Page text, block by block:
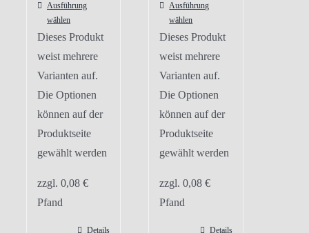
Ausführung
wählen
Dieses Produkt
weist mehrere
Varianten auf.
Die Optionen
können auf der
Produktseite
gewählt werden
zzgl. 0,08 €
Pfand
Details
Ausführung
wählen
Dieses Produkt
weist mehrere
Varianten auf.
Die Optionen
können auf der
Produktseite
gewählt werden
zzgl.0,08€
Pfand
Details